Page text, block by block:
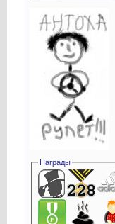
Награды